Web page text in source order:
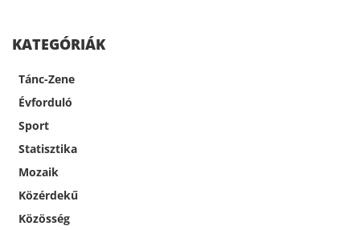
KATEGÓRIÁK
Tánc-Zene
Évforduló
Sport
Statisztika
Mozaik
Közérdekű
Közösség